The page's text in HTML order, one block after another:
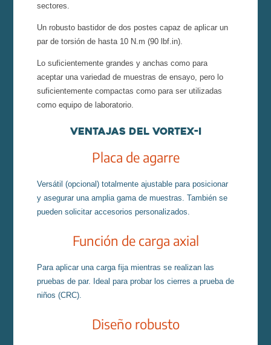
sectores.
Un robusto bastidor de dos postes capaz de aplicar un
par de torsión de hasta 10 N.m (90 lbf.in).
Lo suficientemente grandes y anchas como para
aceptar una variedad de muestras de ensayo, pero lo
suficientemente compactas como para ser utilizadas
como equipo de laboratorio.
Ventajas del Vortex-I
Placa de agarre
Versátil (opcional) totalmente ajustable para posicionar
y asegurar una amplia gama de muestras. También se
pueden solicitar accesorios personalizados.
Función de carga axial
Para aplicar una carga fija mientras se realizan las
pruebas de par. Ideal para probar los cierres a prueba de
niños (CRC).
Diseño robusto